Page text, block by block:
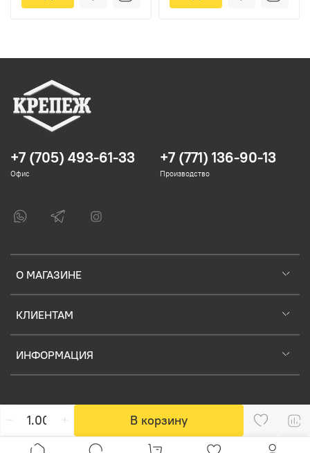
В корзину
О МАГАЗИНЕ
КЛИЕНТАМ
ИНФОРМАЦИЯ
+7 (705) 493-61-33
Офис
+7 (771) 136-90-13
Производство